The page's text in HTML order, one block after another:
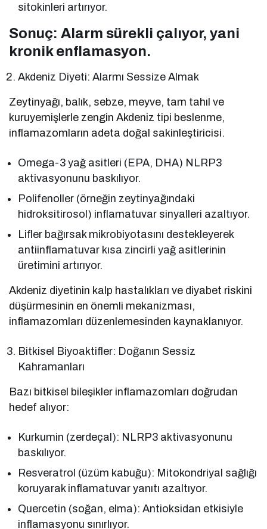
sitokinleri artırıyor.
Sonuç: Alarm sürekli çalıyor, yani
kronik enflamasyon.
Akdeniz Diyeti: Alarmı Sessize Almak
Zeytinyağı, balık, sebze, meyve, tam tahıl ve
kuruyemişlerle zengin Akdeniz tipi beslenme,
inflamazomların adeta doğal sakinleştiricisi.
Omega-3 yağ asitleri (EPA, DHA) NLRP3
aktivasyonunu baskılıyor.
Polifenoller (örneğin zeytinyağındaki
hidroksitirosol) inflamatuvar sinyalleri azaltıyor.
Lifler bağırsak mikrobiyotasını destekleyerek
antiinflamatuvar kısa zincirli yağ asitlerinin
üretimini artırıyor.
Akdeniz diyetinin kalp hastalıkları ve diyabet riskini
düşürmesinin en önemli mekanizması,
inflamazomları düzenlemesinden kaynaklanıyor.
Bitkisel Biyoaktifler: Doğanın Sessiz
Kahramanları
Bazı bitkisel bileşikler inflamazomları doğrudan
hedef alıyor:
Kurkumin (zerdeçal): NLRP3 aktivasyonunu
baskılıyor.
Resveratrol (üzüm kabuğu): Mitokondriyal sağlığı
koruyarak inflamatuvar yanıtı azaltıyor.
Quercetin (soğan, elma): Antioksidan etkisiyle
inflamasyonu sınırlıyor.